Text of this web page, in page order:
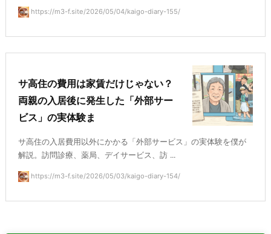
https://m3-f.site/2026/05/04/kaigo-diary-155/
サ高住の費用は家賃だけじゃない？
両親の入居後に発生した「外部サー
ビス」の実体験ま
サ高住の入居費用以外にかかる「外部サービス」の実体験を僕が
解説。訪問診療、薬局、デイサービス、訪 ...
https://m3-f.site/2026/05/03/kaigo-diary-154/